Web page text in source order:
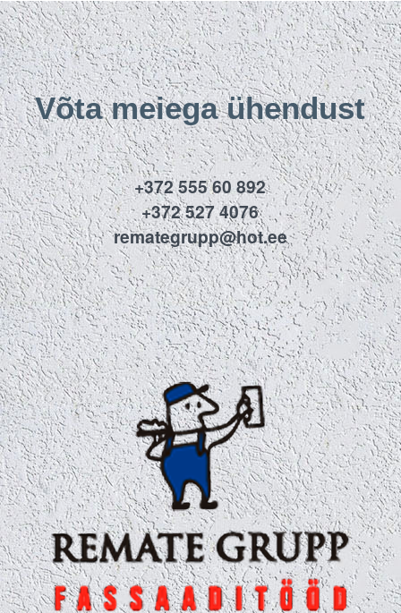
Võta meiega ühendust
+372 555 60 892
+372 527 4076
remategrupp@hot.ee